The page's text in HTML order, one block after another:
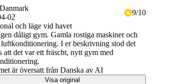
02
9/10
och läge vid havet
dåligt gym. Gamla rostiga maskiner och
I er beskrivning stod det
att det var ett fräscht, nytt gym med
är översatt från Danska av AI
Visa original